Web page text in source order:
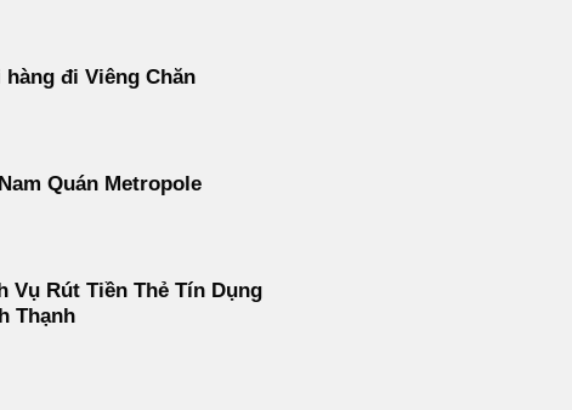
hàng đi Viêng Chăn
Quán Metropole
Vụ Rút Tiền Thẻ Tín Dụng
Thạnh